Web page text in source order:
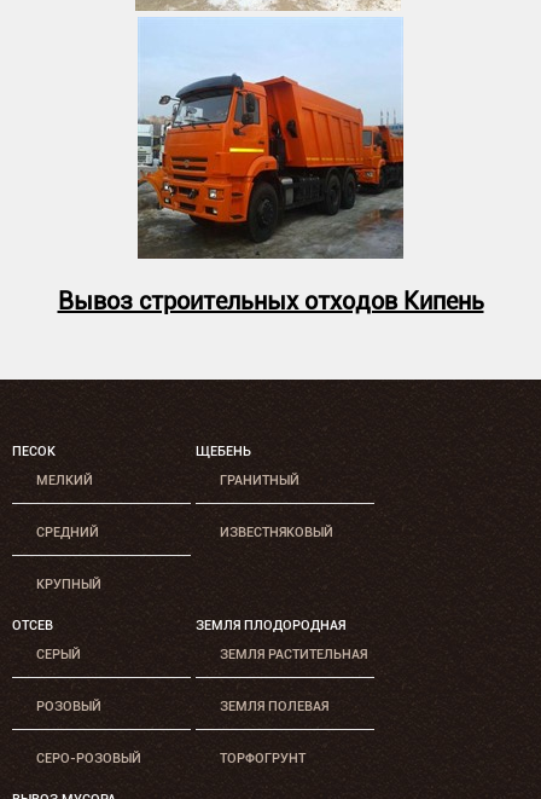
Вывоз строительных отходов Кипень
ПЕСОК
МЕЛКИЙ
СРЕДНИЙ
КРУПНЫЙ
ЩЕБЕНЬ
ГРАНИТНЫЙ
ИЗВЕСТНЯКОВЫЙ
ОТСЕВ
СЕРЫЙ
РОЗОВЫЙ
СЕРО-РОЗОВЫЙ
ЗЕМЛЯ ПЛОДОРОДНАЯ
ЗЕМЛЯ РАСТИТЕЛЬНАЯ
ЗЕМЛЯ ПОЛЕВАЯ
ТОРФОГРУНТ